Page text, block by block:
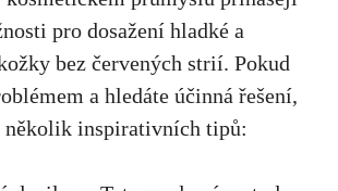
‍pro dosažení hladké a
bez‍ červených strií. Pokud
‍a ⁣hledáte účinná řešení,
několik ⁣inspirativních tipů: